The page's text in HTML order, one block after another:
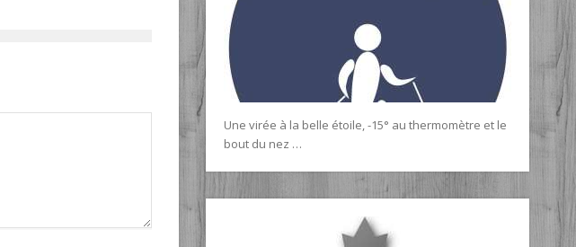
Une virée à la belle étoile, -15° au thermomètre et le
bout du nez …